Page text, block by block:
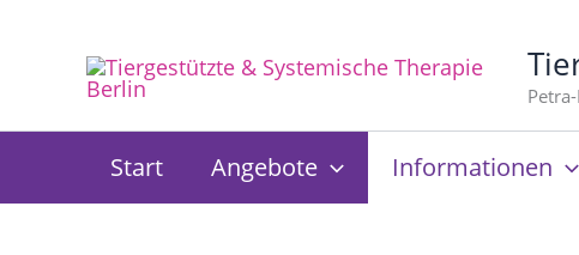
springen
Start Angebote Informationen